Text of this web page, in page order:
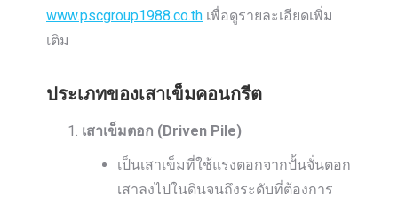
www.pscgroup1988.co.th เพื่อดูรายละเอียดเพิ่ม
เติม
ประเภทของเสาเข็มคอนกรีต
เสาเข็มตอก (Driven Pile)
เป็นเสาเข็มที่ใช้แรงตอกจากปั้นจั่นตอก
เสาลงไปในดินจนถึงระดับที่ต้องการ